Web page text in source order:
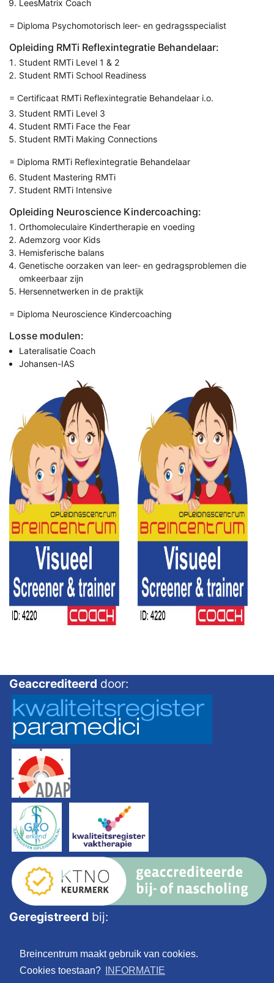
Breincentrum maakt gebruik van cookies.
Cookies toestaan?
INFORMATIE
LeesMatrix Coach
= Diploma Psychomotorisch leer- en gedragsspecialist
Opleiding RMTi Reflexintegratie Behandelaar:
Student RMTi Level 1 & 2
Student RMTi School Readiness
= Certificaat RMTi Reflexintegratie Behandelaar i.o.
Student RMTi Level 3
Student RMTi Face the Fear
Student RMTi Making Connections
= Diploma RMTi Reflexintegratie Behandelaar
Student Mastering RMTi
Student RMTi Intensive
Opleiding Neuroscience Kindercoaching:
Orthomoleculaire Kindertherapie en voeding
Ademzorg voor Kids
Hemisferische balans
Genetische oorzaken van leer- en gedragsproblemen die
omkeerbaar zijn
Hersennetwerken in de praktijk
= Diploma Neuroscience Kindercoaching
Losse modulen:
Lateralisatie Coach
Johansen-IAS
Geaccrediteerd door:
Geregistreerd bij: